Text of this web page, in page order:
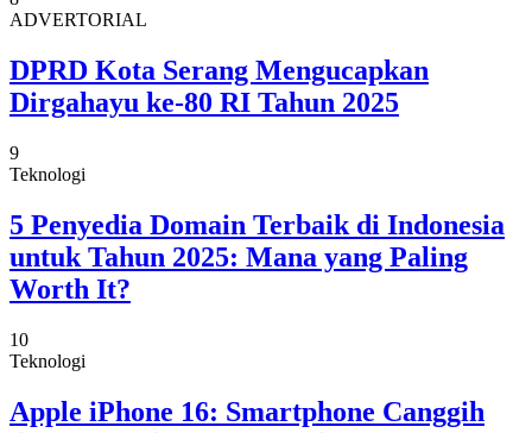
ADVERTORIAL
DPRD Kota Serang Mengucapkan
Dirgahayu ke-80 RI Tahun 2025
9
Teknologi
5 Penyedia Domain Terbaik di Indonesia
untuk Tahun 2025: Mana yang Paling
Worth It?
10
Teknologi
Apple iPhone 16: Smartphone Canggih